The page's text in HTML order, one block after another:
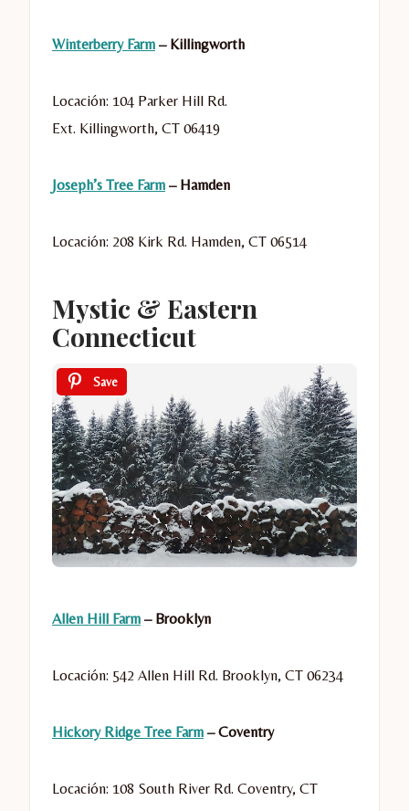
Winterberry Farm – Killingworth
Locación: 104 Parker Hill Rd.
Ext. Killingworth, CT 06419
Joseph’s Tree Farm – Hamden
Locación: 208 Kirk Rd. Hamden, CT 06514
Mystic & Eastern
Connecticut
Save
Allen Hill Farm – Brooklyn
Locación: 542 Allen Hill Rd. Brooklyn, CT 06234
Hickory Ridge Tree Farm – Coventry
Locación: 108 South River Rd. Coventry, CT